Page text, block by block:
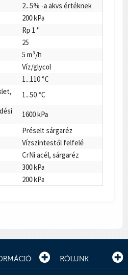
2...5% -a akvs értéknek
200 kPa
Rp 1 "
25
5 m³/h
Víz/glycol
1...110 °C
1...50 °C
1600 kPa
Préselt sárgaréz
Vízszintestől felfelé
CrNi acél, sárgaréz
300 kPa
200 kPa
RÓLUNK